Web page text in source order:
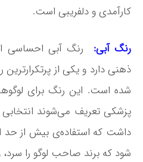
کارآمدی و دلفریبی است.
رنگ آبی:
رنگ آبی احساسی
ذهنی دارد و یکی از
شده است. این رنگ برای
پزشکی تعریف می‌­شوند انتخابی
داشت که استفاده­‌ی بیش از حد
شود که برند صاحب لوگو را